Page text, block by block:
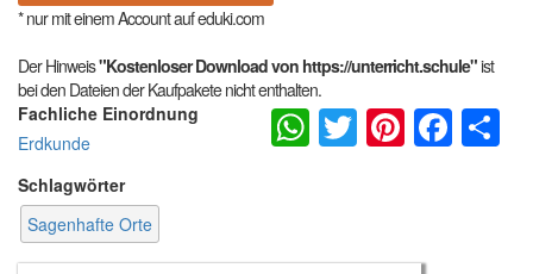
* nur mit einem Account auf eduki.com
Der Hinweis"Kostenloser Download von https://unterricht.schule"ist
bei den Dateien der Kaufpakete nicht enthalten.
Fachliche Einordnung
Erdkunde
Schlagwörter
Sagenhafte Orte
WhatsApp
Twitter